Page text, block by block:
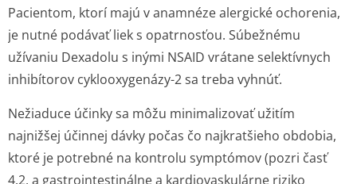
Pacientom, ktorí majú v anamnéze alergické ochorenia,
je nutné podávať liek s opatrnosťou. Súbežnému
užívaniu Dexadolu s inými NSAID vrátane selektívnych
inhibítorov cyklooxygenázy-2 sa treba vyhnúť.
Nežiaduce účinky sa môžu minimalizovať užitím
najnižšej účinnej dávky počas čo najkratšieho obdobia,
ktoré je potrebné na kontrolu symptómov (pozri časť
4.2, a gastrointestinálne a kardiovaskulárne riziko